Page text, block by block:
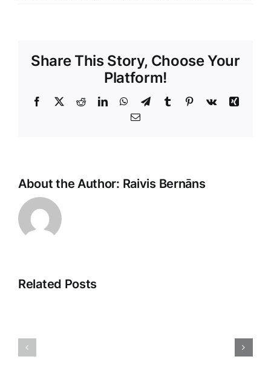
Share This Story, Choose Your
Platform!
Facebook
X RedditLinkedInWhatsApp
TelegramTumblr Pinterest
Vk
Xing
E-
About the Author: Raivis Bernāns
Related Posts
Ietekme